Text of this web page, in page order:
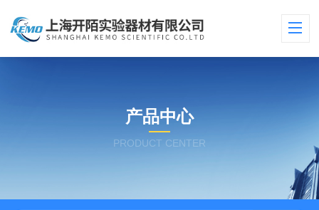
产品中心
PRODUCT CENTER